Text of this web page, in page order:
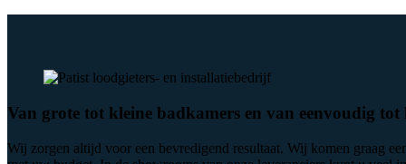
Van grote tot kleine badkamers en van eenvoudig tot
Wij zorgen altijd voor een bevredigend resultaat. Wij komen graag